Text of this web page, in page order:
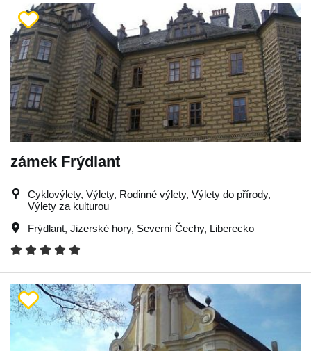
zámek Frýdlant
Cyklovýlety, Výlety, Rodinné výlety, Výlety do přírody,
Výlety za kulturou
Frýdlant, Jizerské hory, Severní Čechy, Liberecko